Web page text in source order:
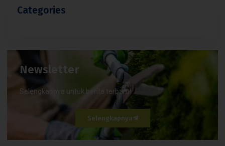
Categories
Newsletter
Selengkapnya untuk berita terbaru!
Selengkapnya